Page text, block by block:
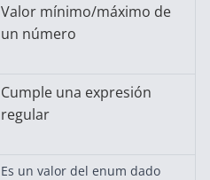
Valor mínimo/máximo de
un número
Cumple una expresión
regular
Es un valor del enum dado